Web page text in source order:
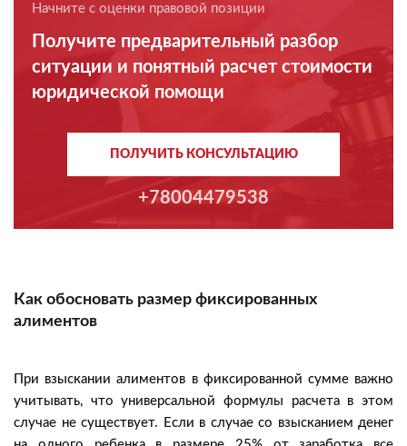
Начните с оценки правовой позиции
Получите предварительный разбор
ситуации и понятный расчет стоимости
юридической помощи
ПОЛУЧИТЬ КОНСУЛЬТАЦИЮ
+78004479538
Как обосновать размер фиксированных
алиментов
При взыскании алиментов в фиксированной сумме важно
учитывать, что универсальной формулы расчета в этом
случае не существует. Если в случае со взысканием денег